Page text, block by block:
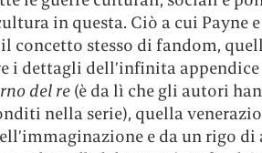
in questa. Ciò a cui Payne
concetto stesso di fandom,
i dettagli dell’infinita
del re (è da lì che gli autori
nella serie), quella
e da un rigo di